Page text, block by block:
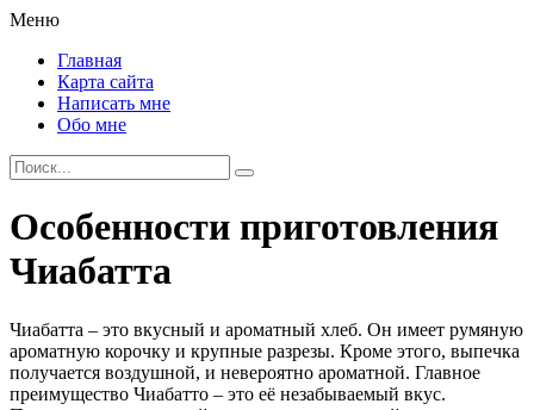
Меню
Главная
Карта сайта
Написать мне
Обо мне
Особенности приготовления
Чиабатта
Чиабатта – это вкусный и ароматный хлеб. Он имеет румяную
ароматную корочку и крупные разрезы. Кроме этого, выпечка
получается воздушной, и невероятно ароматной. Главное
преимущество Чиабатто – это её незабываемый вкус.